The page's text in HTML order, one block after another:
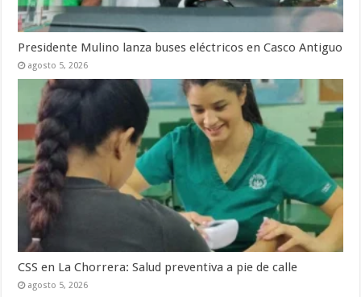
Presidente Mulino lanza buses eléctricos en Casco Antiguo
agosto 5, 2026
CSS en La Chorrera: Salud preventiva a pie de calle
agosto 5, 2026